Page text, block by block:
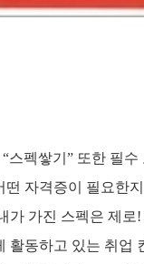
스펙쌓기” 또한 필수
떤 자격증이 필요한
가 가진 스펙은 제로
활동하고 있는 취업